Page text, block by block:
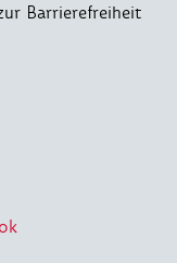
Barrierefreiheit